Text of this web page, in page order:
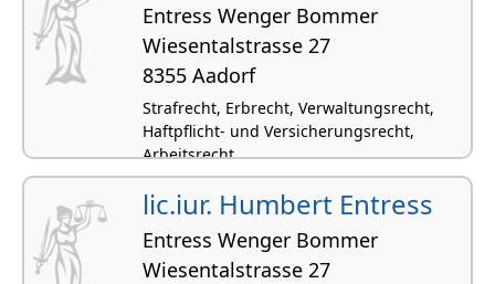
Entress Wenger Bommer
Wiesentalstrasse 27
8355 Aadorf
Strafrecht, Erbrecht, Verwaltungsrecht,
Haftpflicht- und Versicherungsrecht,
Arbeitsrecht
lic.iur. Humbert Entress
Entress Wenger Bommer
Wiesentalstrasse 27